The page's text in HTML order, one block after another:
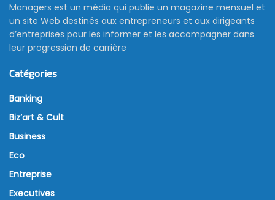
Managers est un média qui publie un magazine mensuel et
un site Web destinés aux entrepreneurs et aux dirigeants
d’entreprises pour les informer et les accompagner dans
leur progression de carrière
Catégories
Banking
Biz’art & Cult
Business
Eco
Entreprise
Executives